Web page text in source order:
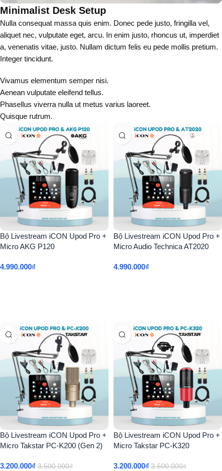
Minimalist Desk Setup
Nulla consequat massa quis enim. Donec pede justo, fringilla vel,
aliquet nec, vulputate eget, arcu. In enim justo, rhoncus ut, imperdiet
a, venenatis vitae, justo. Nullam dictum felis eu pede mollis pretium.
Integer tincidunt.
Vivamus elementum semper nisi.
Aenean vulputate eleifend tellus.
Phasellus viverra nulla ut metus varius laoreet.
Quisque rutrum.
Bộ Livestream iCON Upod Pro +
Micro AKG P120
4.990.000₫
Bộ Livestream iCON Upod Pro +
Micro Audio Technica AT2020
4.990.000₫
Bộ Livestream iCON Upod Pro +
Micro Takstar PC-K200 (Gen 2)
3.200.000₫ 3.500.000₫
Bộ Livestream iCON Upod Pro +
Micro Takstar PC-K320
3.200.000₫ 3.500.000₫